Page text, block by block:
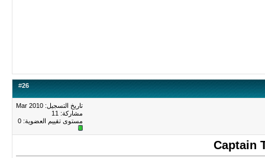
#26
تاريخ التسجيل: Mar 2010
مشاركة: 11
مستوى تقييم العضوية: 0
Captain